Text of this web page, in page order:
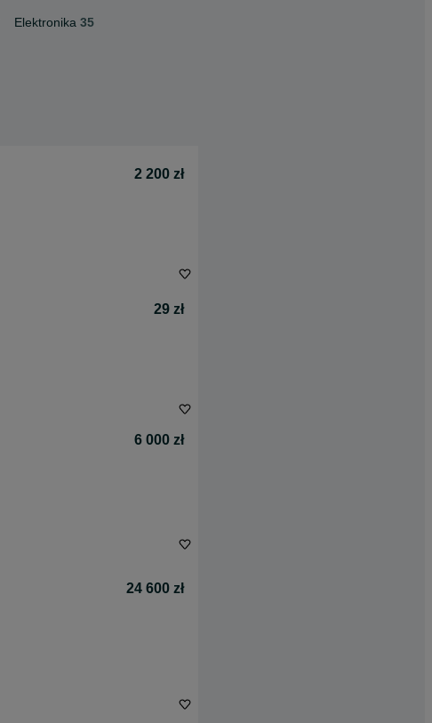
Elektronika 35
2 200 zł
29 zł
6 000 zł
24 600 zł